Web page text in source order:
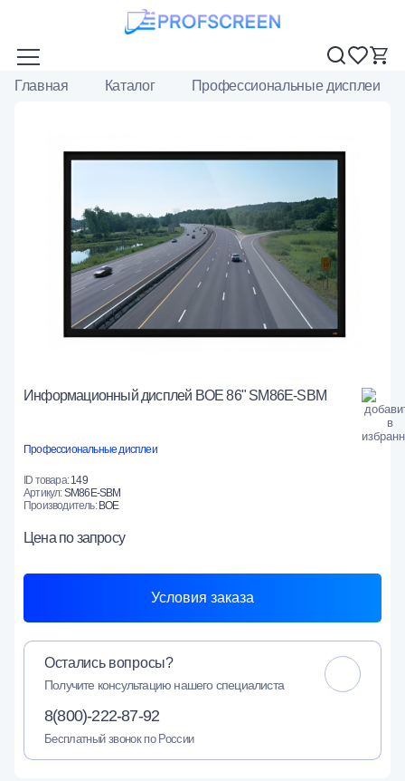
Главная Каталог Профессиональные дисплеи
Информационный дисплей BOE 86" SM86E-SBM
Профессиональные дисплеи
ID товара:149
Артикул:SM86E-SBM
Производитель:BOE
Цена по запросу
Условия заказа
Остались вопросы?
Получите консультацию нашего специалиста
8(800)-222-87-92
Бесплатный звонок по России